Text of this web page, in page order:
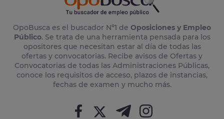
OpoBusca es el buscador Nº1 de Oposiciones y Empleo
Público. Se trata de una herramienta pensada para los
opositores que necesitan estar al día de todas las
ofertas y convocatorias. Recibe avisos de Ofertas y
Convocatorias de todas las Administraciones Públicas,
conoce los requisitos de acceso, plazos de instancias,
fechas de examen y mucho más.